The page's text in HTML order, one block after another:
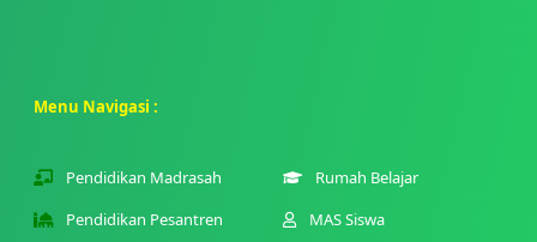
Menu Navigasi :
Pendidikan Madrasah
Pendidikan Pesantren
Rumah Belajar
MAS Siswa